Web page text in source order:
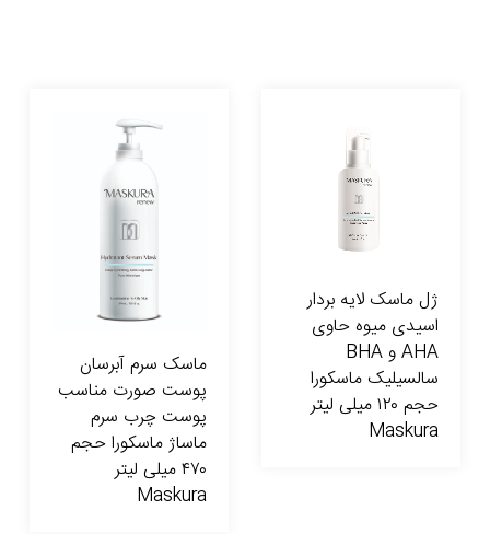
ژل ماسک لایه بردار
اسیدی میوه حاوی
AHA و BHA
سالسیلیک ماسکورا
حجم ۱۲۰ میلی لیتر
Maskura
ماسک سرم آبرسان
پوست صورت مناسب
پوست چرب سرم
ماساژ ماسکورا حجم
۴۷۰ میلی لیتر
Maskura